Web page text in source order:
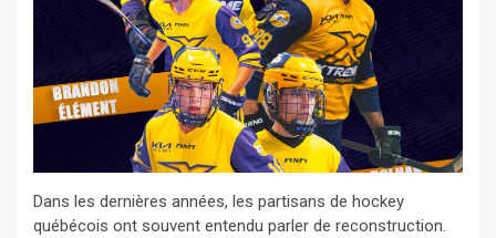
Dans les dernières années, les partisans de hockey
québécois ont souvent entendu parler de reconstruction.